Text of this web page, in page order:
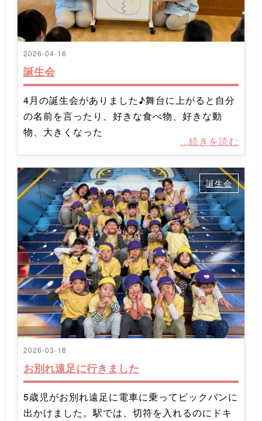
2026-04-16
誕生会
4月の誕生会がありました♪舞台に上がると自分
の名前を言ったり、好きな食べ物、好きな動
物、大きくなった
...続きを読む
2026-03-18
お別れ遠足に行きました
誕生会
5歳児がお別れ遠足に電車に乗ってビックバンに
出かけました。駅では、切符を入れるのにドキ